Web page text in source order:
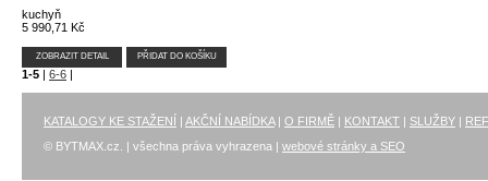
kuchyň
5 990,71 Kč
ZOBRAZIT DETAIL PŘIDAT DO KOŠÍKU
1-5 | 6-6 |
KATALOGY KE STAŽENÍ | AKČNÍ NABÍDKA| O FIRMĚ | KONTAKT | SLUŽBY |
© BYTMAX.cz. | všechna práva vyhrazena | webové stránky a SEO